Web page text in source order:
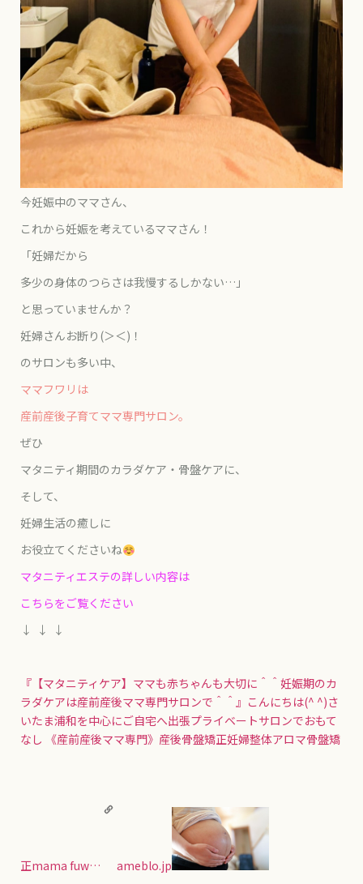
今妊娠中のママさん、
これから妊娠を考えているママさん！
「妊婦だから
多少の身体のつらさは我慢するしかない…」
と思っていませんか？
妊婦さんお断り(＞＜)！
のサロンも多い中、
ママフワリは
産前産後子育てママ専門サロン。
ぜひ
マタニティ期間のカラダケア・骨盤ケアに、
そして、
妊婦生活の癒しに
お役立てくださいね
マタニティエステの詳しい内容は
こちらをご覧ください
↓ ↓ ↓
『【マタニティケア】ママも赤ちゃんも大切に＾＾妊娠期のカ
ラダケアは産前産後ママ専門サロンで＾＾』 こんにちは(^ ^)さ
いたま浦和を中心にご自宅へ出張プライベートサロンでおもて
なし 《産前産後ママ専門》産後骨盤矯正妊婦整体アロマ骨盤矯
正mama fuw… ameblo.jp